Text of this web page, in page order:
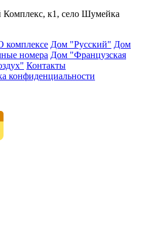
Комплекс, к1, село Шумейка
комплексе Дом "Русский" Дом
номера Дом "Французская
Контакты
конфиденциальности